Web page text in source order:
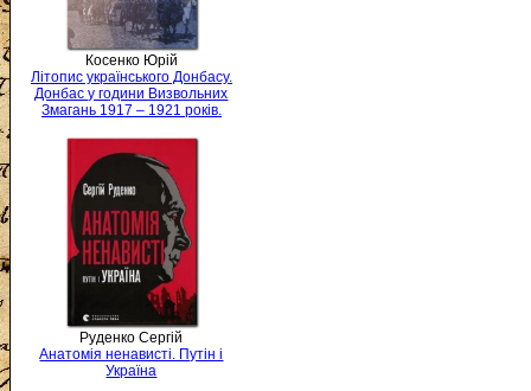
Косенко Юрій
Літопис українського Донбасу.
Донбас у години Визвольних
Змагань 1917 – 1921 років.
Руденко Сергій
Анатомія ненависті. Путін і
Україна